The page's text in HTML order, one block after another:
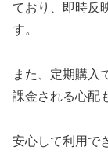
ており、即時反
す。
また、定期購入
課金される心配
安心して利用で